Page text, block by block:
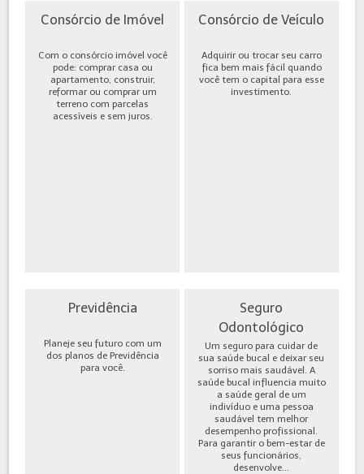
Consórcio de Imóvel
Com o consórcio imóvel você
pode: comprar casa ou
apartamento, construir,
reformar ou comprar um
terreno com parcelas
acessíveis e sem juros.
Consórcio de Veículo
Adquirir ou trocar seu carro
fica bem mais fácil quando
você tem o capital para esse
investimento.
Previdência
Planeje seu futuro com um
dos planos de Previdência
para você.
Seguro
Odontológico
Um seguro para cuidar de
sua saúde bucal e deixar seu
sorriso mais saudável. A
saúde bucal influencia muito
a saúde geral de um
indivíduo e uma pessoa
saudável tem melhor
desempenho profissional.
Para garantir o bem-estar de
seus funcionários,
desenvolve...